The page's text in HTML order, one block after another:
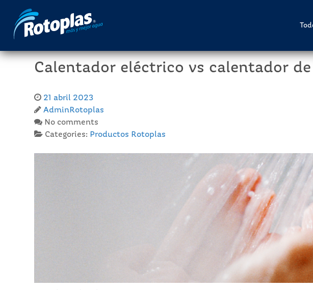
Calentador eléctrico vs calentador de
21 abril 2023
AdminRotoplas
No comments
Categories: Productos Rotoplas